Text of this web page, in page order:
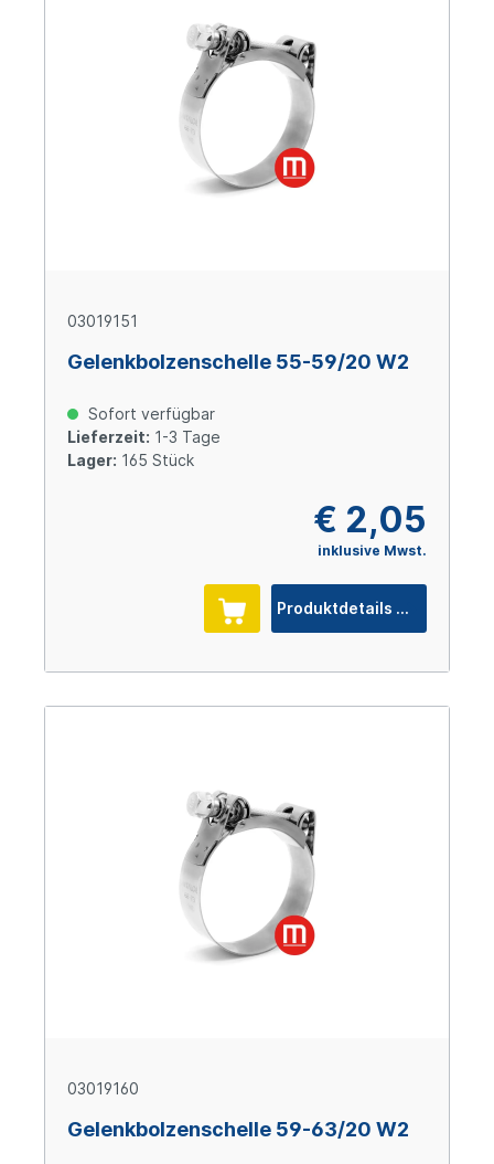
03019151
Gelenkbolzenschelle 55-59/20 W2
Sofort verfügbar
Lieferzeit: 1-3 Tage
Lager: 165 Stück
€ 2,05
inklusive Mwst.
Produktdetails
03019160
Gelenkbolzenschelle 59-63/20 W2